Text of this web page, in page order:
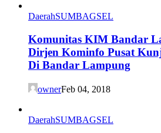
DaerahSUMBAGSEL
Komunitas KIM Bandar
Dirjen Kominfo Pusat
Di Bandar Lampung
ownerFeb 04, 2018
DaerahSUMBAGSEL